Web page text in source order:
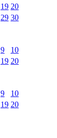
19 20
29 30
9
10
19 20
9
10
19 20